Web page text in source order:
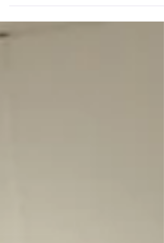
pour les professionnels sur le thème de « la
laïcité vecteur du vivre ensemble » avec...